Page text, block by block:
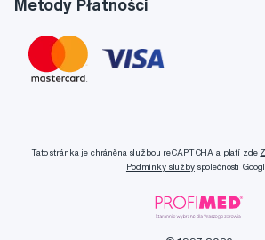
Metody Płatności
Tato stránka je chráněna službou reCAPTCHA a platí zde
Podmínky službyspolečnosti